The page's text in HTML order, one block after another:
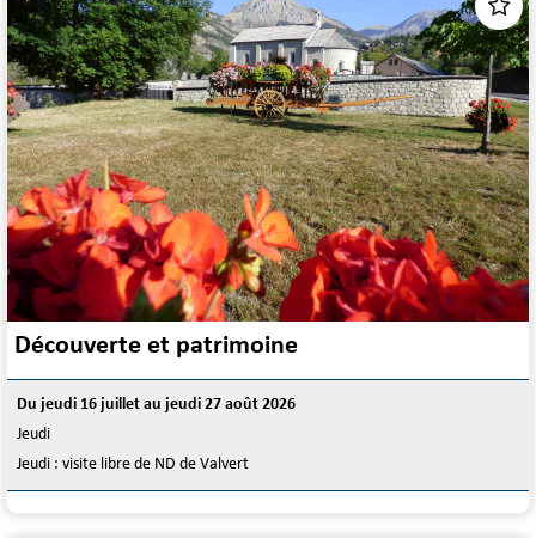
Découverte et patrimoine
Du jeudi 16 juillet au jeudi 27 août 2026
Jeudi
Jeudi : visite libre de ND de Valvert